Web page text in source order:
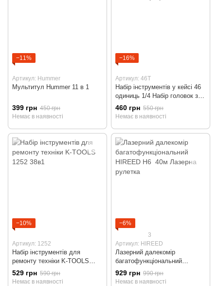
−11%
Артикул: Hummer
Мультитул Hummer 11 в 1
399 грн 450 грн
Немає в наявності
−16%
Артикул: 46Т
Набір інструментів у кейсі 46
одиниць 1/4 Набір головок з
тріщоткою
460 грн 550 грн
Немає в наявності
−10%
Артикул: 1252
Набір інструментів для
ремонту техніки K-TOOLS
1252 38в1
529 грн 590 грн
Немає в наявності
−6%
3
Артикул: HIREED
Лазерний далекомір
багатофункціональний
HIREED H6 40м Лазерна
рулетка
929 грн 990 грн
Немає в наявності